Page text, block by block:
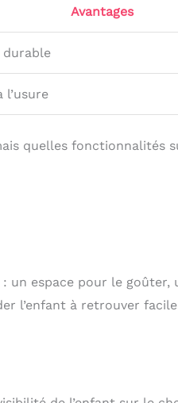
Avantages
durable
l’usure
quelles fonctionnalités
un espace pour le
l’enfant à retrouver